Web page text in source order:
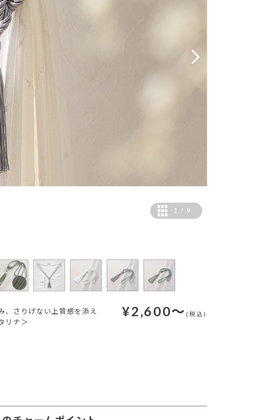
1 / 9
、さりげない上質感を添え
リナ＞
¥2,600～(税込)